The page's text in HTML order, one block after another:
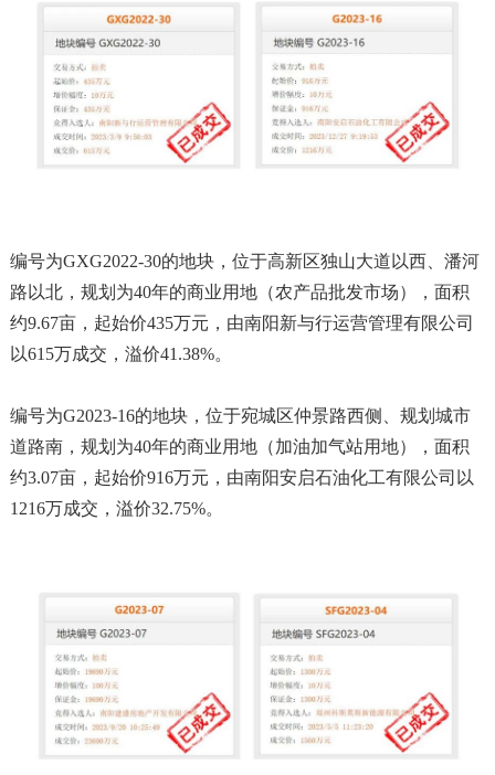
编号为GXG2022-30的地块，位于高新区独山大道以西、潘河
路以北，规划为40年的商业用地（农产品批发市场），面积
约9.67亩，起始价435万元，由南阳新与行运营管理有限公司
以615万成交，溢价41.38%。
编号为G2023-16的地块，位于宛城区仲景路西侧、规划城市
道路南，规划为40年的商业用地（加油加气站用地），面积
约3.07亩，起始价916万元，由南阳安启石油化工有限公司以
1216万成交，溢价32.75%。